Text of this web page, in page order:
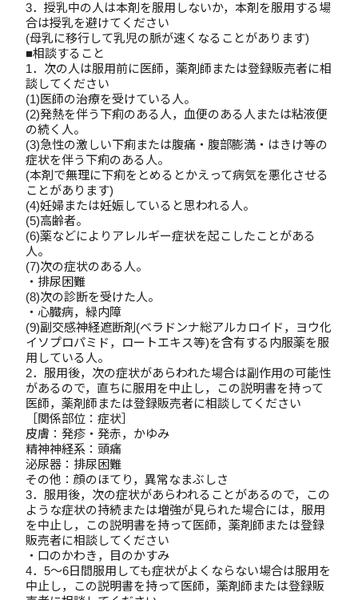
3．授乳中の人は本剤を服用しないか，本剤を服用する場
合は授乳を避けてください
(母乳に移行して乳児の脈が速くなることがあります)
■相談すること
1．次の人は服用前に医師，薬剤師または登録販売者に相
談してください
(1)医師の治療を受けている人。
(2)発熱を伴う下痢のある人，血便のある人または粘液便
の続く人。
(3)急性の激しい下痢または腹痛・腹部膨満・はきけ等の
症状を伴う下痢のある人。
(本剤で無理に下痢をとめるとかえって病気を悪化させる
ことがあります)
(4)妊婦または妊娠していると思われる人。
(5)高齢者。
(6)薬などによりアレルギー症状を起こしたことがある
人。
(7)次の症状のある人。
・排尿困難
(8)次の診断を受けた人。
・心臓病，緑内障
(9)副交感神経遮断剤(ベラドンナ総アルカロイド，ヨウ化
イソプロパミド，ロートエキス等)を含有する内服薬を服
用している人。
2．服用後，次の症状があらわれた場合は副作用の可能性
があるので，直ちに服用を中止し，この説明書を持って
医師，薬剤師または登録販売者に相談してください
［関係部位：症状］
皮膚：発疹・発赤，かゆみ
精神神経系：頭痛
泌尿器：排尿困難
その他：顔のほてり，異常なまぶしさ
3．服用後，次の症状があらわれることがあるので，この
ような症状の持続または増強が見られた場合には，服用
を中止し，この説明書を持って医師，薬剤師または登録
販売者に相談してください
・口のかわき，目のかすみ
4．5～6日間服用しても症状がよくならない場合は服用を
中止し，この説明書を持って医師，薬剤師または登録販